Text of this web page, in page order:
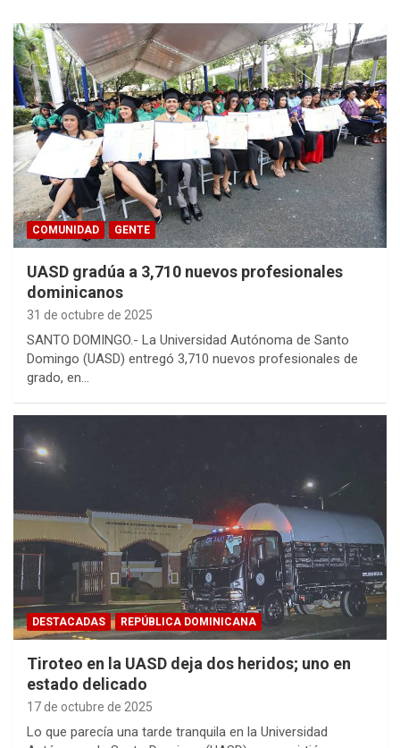
COMUNIDAD GENTE
UASD gradúa a 3,710 nuevos profesionales
dominicanos
31 de octubre de 2025
SANTO DOMINGO.- La Universidad Autónoma de Santo
Domingo (UASD) entregó 3,710 nuevos profesionales de
grado, en…
DESTACADAS REPÚBLICA DOMINICANA
Tiroteo en la UASD deja dos heridos; uno en
estado delicado
17 de octubre de 2025
Lo que parecía una tarde tranquila en la Universidad